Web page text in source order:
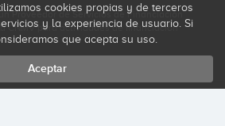
Proveedor de Servicios de Financiación
CNMV para actividades de financiación
cookies propias y de terceros
y la experiencia de usuario. Si
que acepta su uso.
Aceptar